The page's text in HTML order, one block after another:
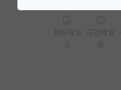
연구실(PI) 홍보 게시판